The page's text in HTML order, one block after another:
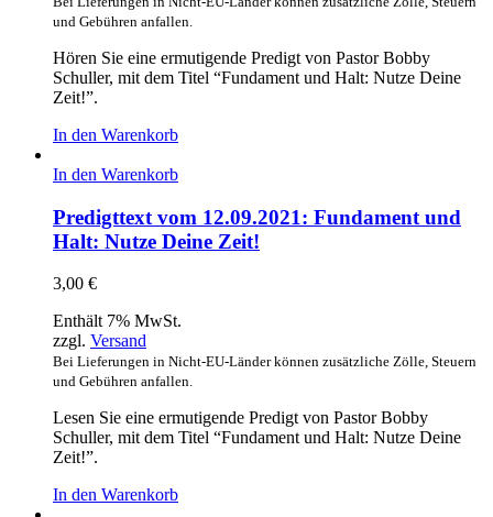
und Gebühren anfallen.
Hören Sie eine ermutigende Predigt von Pastor Bobby
Schuller, mit dem Titel “Fundament und Halt: Nutze Deine
Zeit!”.
In den Warenkorb
In den Warenkorb
Predigttext vom 12.09.2021: Fundament und
Halt: Nutze Deine Zeit!
3,00 €
Enthält 7% MwSt.
zzgl. Versand
Bei Lieferungen in Nicht-EU-Länder können zusätzliche Zölle, Steuern
und Gebühren anfallen.
Lesen Sie eine ermutigende Predigt von Pastor Bobby
Schuller, mit dem Titel “Fundament und Halt: Nutze Deine
Zeit!”.
In den Warenkorb